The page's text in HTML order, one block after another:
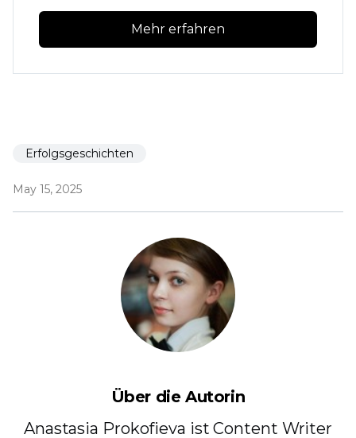
Mehr erfahren
Erfolgsgeschichten
May 15, 2025
Über die Autorin
Anastasia Prokofieva ist Content Writer